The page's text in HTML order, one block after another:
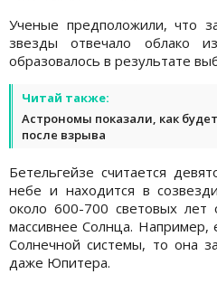
Ученые предположили, что
звезды отвечало облако
образовалось в результате
Читай также:
Астрономы показали, как
после взрыва
Бетельгейзе считается
небе и находится в
около 600-700 световых лет
массивнее Солнца. Например,
Солнечной системы, то она
даже Юпитера.